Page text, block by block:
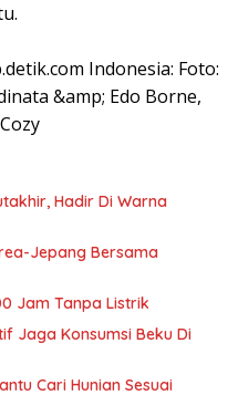
Indonesia: Foto:
&amp; Edo Borne,
Hadir Di Warna
Jepang Bersama
Jam Tanpa Listrik
Jaga Konsumsi Beku Di
Cari Hunian Sesuai